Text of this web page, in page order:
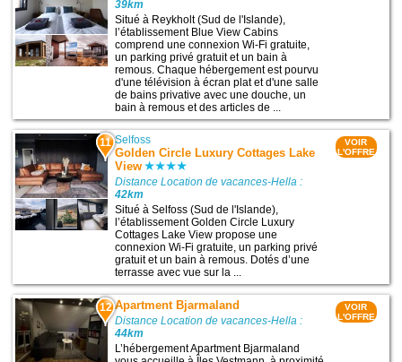
39km
Situé à Reykholt (Sud de l'Islande),
l’établissement Blue View Cabins
comprend une connexion Wi-Fi gratuite,
un parking privé gratuit et un bain à
remous. Chaque hébergement est pourvu
d'une télévision à écran plat et d'une salle
de bains privative avec une douche, un
bain à remous et des articles de ...
11 Selfoss
Golden Circle Luxury Cottages Lake
View
Distance Location de vacances-Hella :
42km
Situé à Selfoss (Sud de l'Islande),
l’établissement Golden Circle Luxury
Cottages Lake View propose une
connexion Wi-Fi gratuite, un parking privé
gratuit et un bain à remous. Dotés d’une
terrasse avec vue sur la ...
VOIR
L'OFFRE
12 Apartment Bjarmaland
Distance Location de vacances-Hella :
44km
L’hébergement Apartment Bjarmaland
VOIR
L'OFFRE